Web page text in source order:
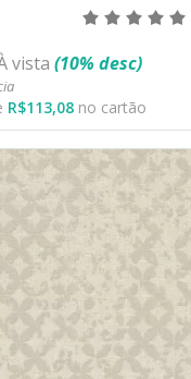
vista (10% desc)
R$113,08no cartão